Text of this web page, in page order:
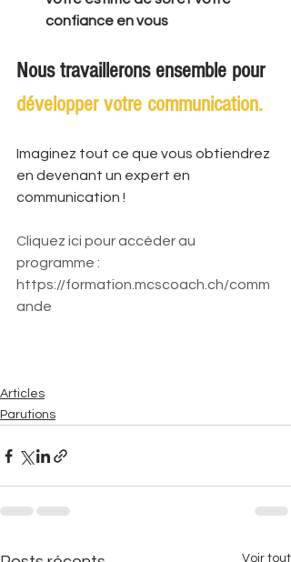
confiance en vous
Nous travaillerons ensemble pour
développer votre communication.
Imaginez tout ce que vous obtiendrez
en devenant un expert en
communication !
Cliquez ici pour accéder au
programme :
https://formation.mcscoach.ch/comm
ande
Articles
Parutions
Voir tout